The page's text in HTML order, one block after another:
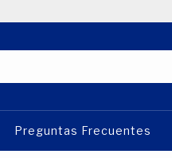
Preguntas Frecuentes